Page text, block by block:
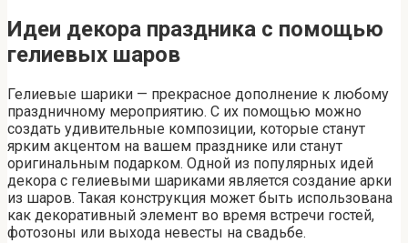
Идеи декора праздника с помощью
гелиевых шаров
Гелиевые шарики — прекрасное дополнение к любому
праздничному мероприятию. С их помощью можно
создать удивительные композиции, которые станут
ярким акцентом на вашем празднике или станут
оригинальным подарком. Одной из популярных идей
декора с гелиевыми шариками является создание арки
из шаров. Такая конструкция может быть использована
как декоративный элемент во время встречи гостей,
фотозоны или выхода невесты на свадьбе.